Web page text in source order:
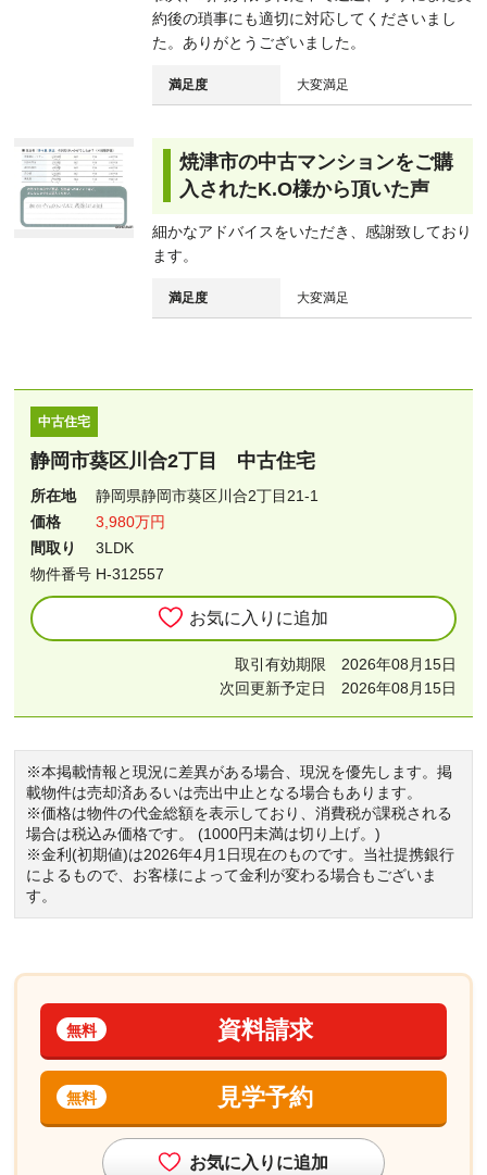
約後の瑣事にも適切に対応してくださいまし
た。ありがとうございました。
満足度 大変満足
焼津市の中古マンションをご購
入されたK.O様から頂いた声
細かなアドバイスをいただき、感謝致しており
ます。
満足度 大変満足
中古住宅
静岡市葵区川合2丁目 中古住宅
所在地
静岡県静岡市葵区川合2丁目21-1
価格
3,980万円
間取り
3LDK
物件番号 H-312557
お気に入りに追加
取引有効期限 2026年08月15日
次回更新予定日 2026年08月15日
※本掲載情報と現況に差異がある場合、現況を優先します。掲
載物件は売却済あるいは売出中止となる場合もあります。
※価格は物件の代金総額を表示しており、消費税が課税される
場合は税込み価格です。 (1000円未満は切り上げ。)
※金利(初期値)は2026年4月1日現在のものです。当社提携銀行
によるもので、お客様によって金利が変わる場合もございま
す。
資料請求
無料
見学予約
無料
お気に入りに追加